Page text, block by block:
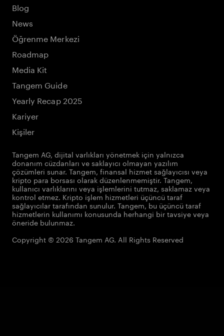
Blog
News
Öğrenme Merkezi
Roadmap
Media Kit
Tangem Guide
Yearly Recap 2025
Kariyer
Kişiler
Tangem AG, dijital varlıkları yönetmek için yalnızca
donanım cüzdanları ve saklayıcı olmayan yazılım
çözümleri sunar. Tangem, finansal hizmet sağlayıcısı veya
kripto para borsası olarak düzenlenmemiştir. Tangem,
kullanıcı varlıklarını veya işlemlerini tutmaz, saklamaz veya
kontrol etmez. Kripto işlem hizmetleri üçüncü taraf
sağlayıcılar tarafından sunulur. Tangem, bu üçüncü taraf
hizmetlerin kullanımı konusunda herhangi bir tavsiye veya
öneride bulunmaz.